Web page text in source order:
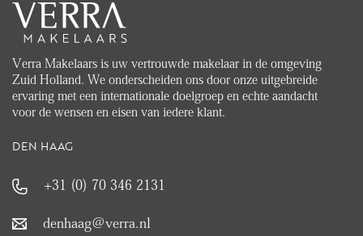
Verra Makelaars is uw vertrouwde makelaar in de omgeving
Zuid Holland. We onderscheiden ons door onze uitgebreide
ervaring met een internationale doelgroep en echte aandacht
voor de wensen en eisen van iedere klant.
DEN HAAG
+31 (0) 70 346 2131
denhaag@verra.nl